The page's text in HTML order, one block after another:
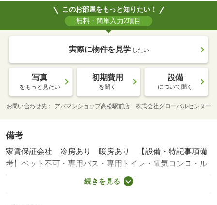
このお部屋をもっと知りたい！
無料・簡単入力2項目
実際に物件を見学 したい
写真
をもっと見たい
初期費用
を聞く
設備
について聞く
お問い合わせ先 アパマンショップ高松駅前店 株式会社グローバルセンター
備考
家賃保証会社 冷房あり 暖房あり 【設備・特記事項備
考】ペット不可・専用バス・専用トイレ・電気コンロ・ル
ームシェア不可/カギ交換料 16500円/環境維持費 550円/賃
続きを見る